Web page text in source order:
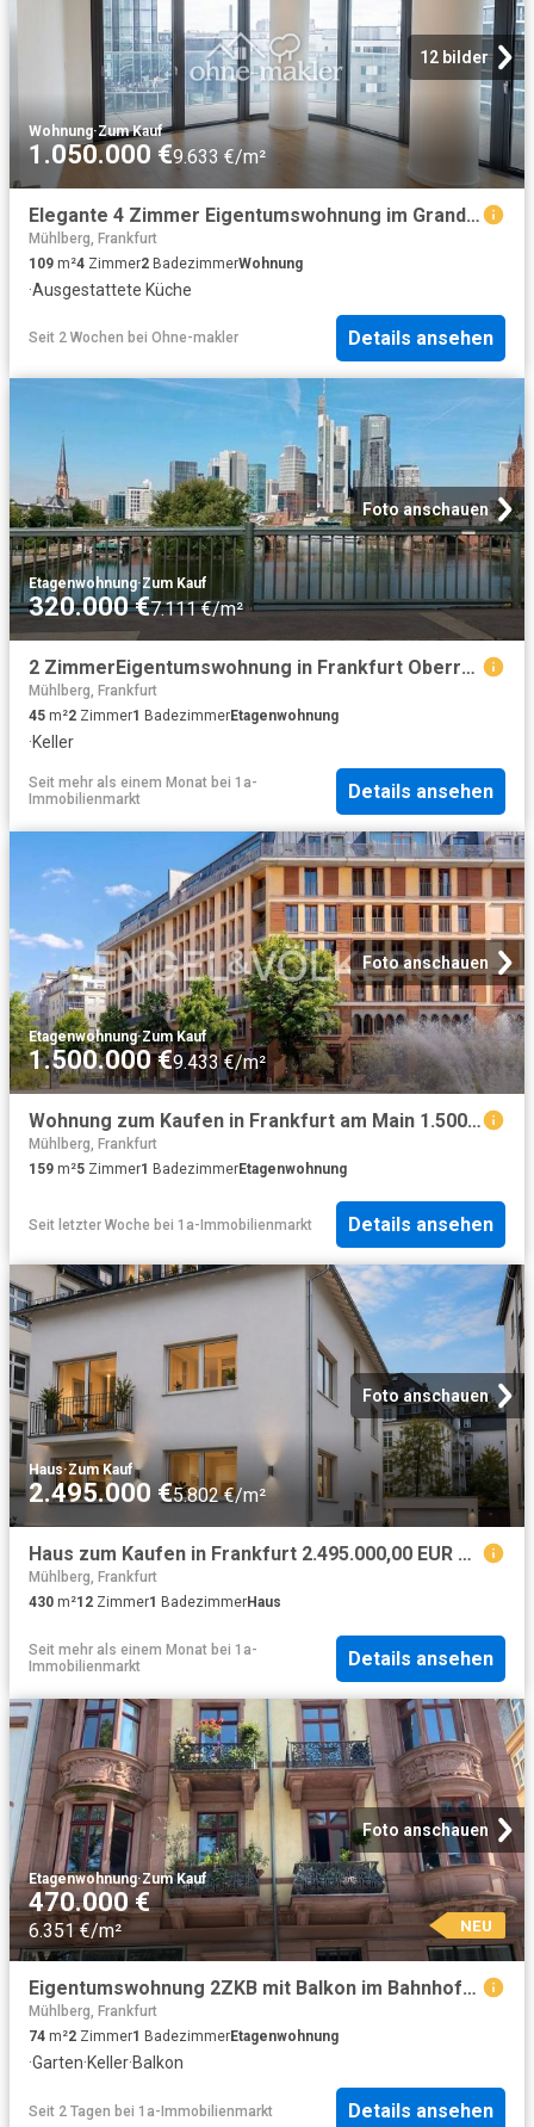
12 bilder
Wohnung·Zum Kauf
1.050.000 €9.633 €/m²
Elegante 4 Zimmer Eigentumswohnung im Grand Tower – Exklusives Wohnen über den Dächern Frankfurts
Mühlberg, Frankfurt
109 m²4 Zimmer2 BadezimmerWohnung
·Ausgestattete Küche
Seit 2 Wochen bei Ohne-makler Details ansehen
Foto anschauen
Etagenwohnung·Zum Kauf
320.000 €7.111 €/m²
2 ZimmerEigentumswohnung in Frankfurt Oberrad
Mühlberg, Frankfurt
45 m²2 Zimmer1 BadezimmerEtagenwohnung
·Keller
Seit mehr als einem Monat bei 1a-
Immobilienmarkt
Details ansehen
Foto anschauen
Etagenwohnung·Zum Kauf
1.500.000 €9.433 €/m²
Wohnung zum Kaufen in Frankfurt am Main 1.500.000,00 EUR 159 m²
Mühlberg, Frankfurt
159 m²5 Zimmer1 BadezimmerEtagenwohnung
Seit letzter Woche bei 1a-Immobilienmarkt Details ansehen
Foto anschauen
Haus·Zum Kauf
2.495.000 €5.802 €/m²
Haus zum Kaufen in Frankfurt 2.495.000,00 EUR 430 m²
Mühlberg, Frankfurt
430 m²12 Zimmer1 BadezimmerHaus
Seit mehr als einem Monat bei 1a-
Immobilienmarkt
Details ansehen
Foto anschauen
Etagenwohnung·Zum Kauf
470.000 €
6.351 €/m² NEU
Eigentumswohnung 2ZKB mit Balkon im Bahnhofsviertel nähe Main
Mühlberg, Frankfurt
74 m²2 Zimmer1 BadezimmerEtagenwohnung
·Garten·Keller·Balkon
Seit 2 Tagen bei 1a-Immobilienmarkt Details ansehen